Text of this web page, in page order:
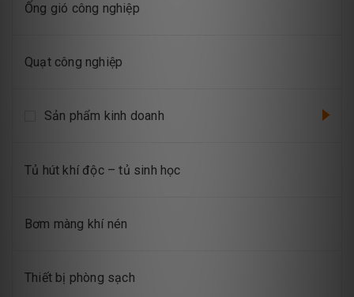
Ống gió công nghiệp
Quạt công nghiệp
Sản phẩm kinh doanh
Tủ hút khí độc – tủ sinh học
Bơm màng khí nén
Thiết bị phòng sạch